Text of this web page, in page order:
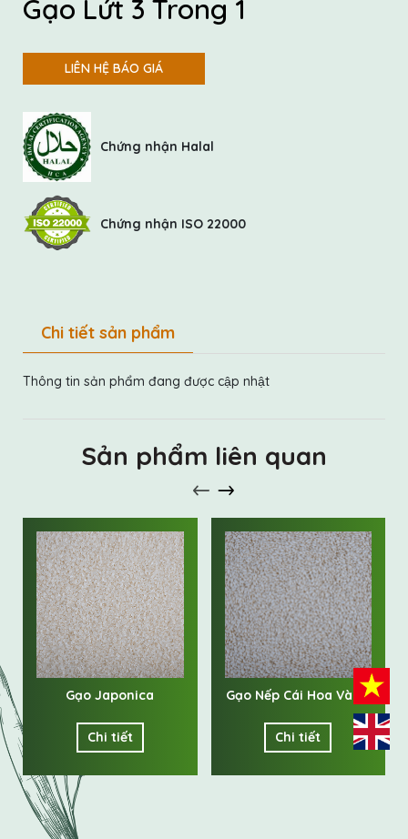
Gạo Lứt 3 Trong 1
LIÊN HỆ BÁO GIÁ
Chứng nhận Halal
Chứng nhận ISO 22000
Chi tiết sản phẩm
Thông tin sản phẩm đang được cập nhật
Sản phẩm liên quan
Gạo Japonica
Chi tiết
Gạo Nếp Cái Hoa Vàng
Chi tiết